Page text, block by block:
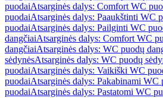
puodaiAtsarginės dalys: Comfort WC
puodaiAtsarginės dalys: Paaukštinti WC
puodaiAtsarginės dalys: Pailginti WC
dangčiaiAtsarginės dalys: Comfort WC
dangčiaiAtsarginės dalys: WC puodų
sėdynėsAtsarginės dalys: WC puodų
puodaiAtsarginės dalys: Vaikiški WC
puodaiAtsarginės dalys: Pakabinami WC
puodaiAtsarginės dalys: Pastatomi WC